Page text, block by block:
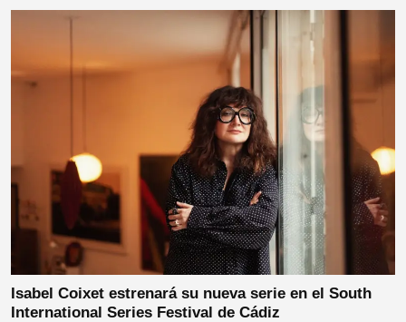
Isabel Coixet estrenará su nueva serie en el South
International Series Festival de Cádiz